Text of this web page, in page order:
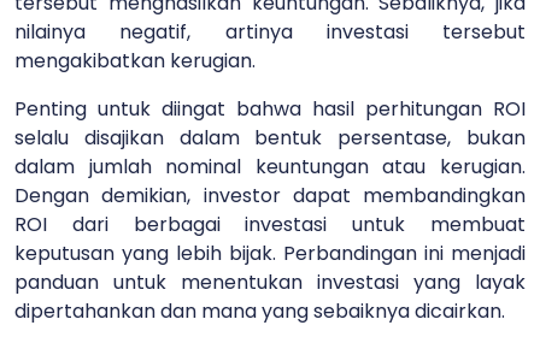
nilainya negatif, artinya investasi tersebut
mengakibatkan kerugian.
Penting untuk diingat bahwa hasil perhitungan ROI
selalu disajikan dalam bentuk persentase, bukan
dalam jumlah nominal keuntungan atau kerugian.
Dengan demikian, investor dapat membandingkan
ROI dari berbagai investasi untuk membuat
keputusan yang lebih bijak. Perbandingan ini menjadi
panduan untuk menentukan investasi yang layak
dipertahankan dan mana yang sebaiknya dicairkan.